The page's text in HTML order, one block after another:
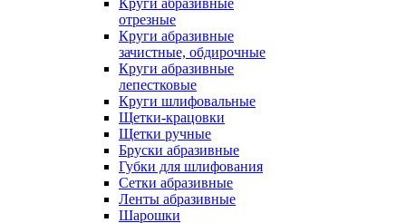
Круги абразивные
отрезные
Круги абразивные
зачистные, обдирочные
Круги абразивные
лепестковые
Круги шлифовальные
Щетки-крацовки
Щетки ручные
Бруски абразивные
Губки для шлифования
Сетки абразивные
Ленты абразивные
Шарошки